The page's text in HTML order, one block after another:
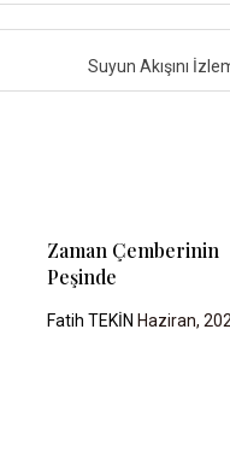
Suyun Akışını
Zaman Çemberinin
Peşinde
Fatih TEKİN Haziran,